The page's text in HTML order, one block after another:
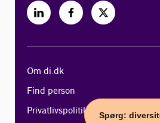
Om di.dk
Find person
Privatlivspolitik
Spørg: